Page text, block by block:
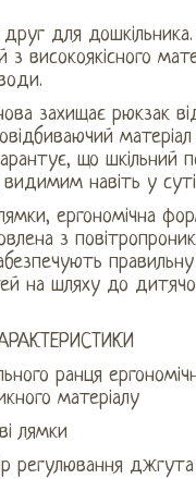
друг для дошкільника.
з високоякісного
захищає рюкзак
що шкільний
навіть у
ергономічна
​​з
на шляху до
ранця
матеріалу
лямки
регулювання джгута